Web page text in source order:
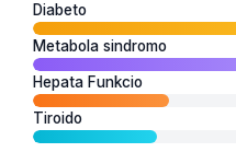
Diabeto
Metabola sindromo
Hepata Funkcio
Tiroido